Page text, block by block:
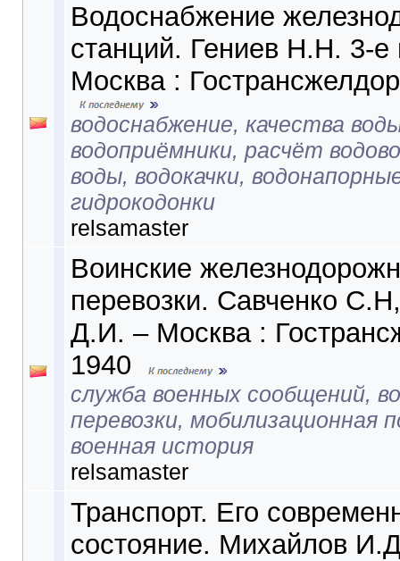
Водоснабжение
станций. Гениев Н.Н. 3-е
Москва :
водоснабжение, качества
водоприёмники, расчёт
воды, водокачки,
гидрокодонки
relsamaster
Воинские
перевозки. Савченко
Д.И. – Москва :
1940
служба военных сообщений,
перевозки, мобилизационная
военная история
relsamaster
Транспорт. Его
состояние. Михайлов